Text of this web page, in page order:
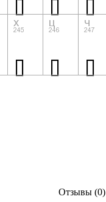
Отзывы (0)